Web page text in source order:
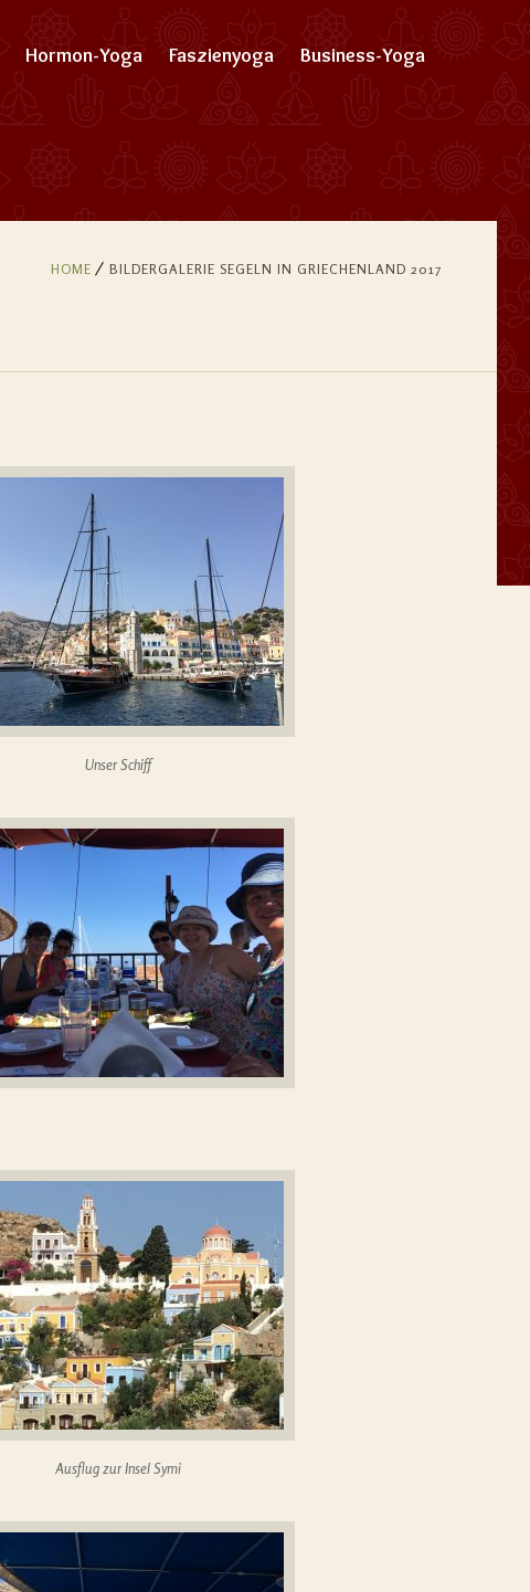
Hormon-Yoga Faszienyoga Business-Yoga
HOME BILDERGALERIE SEGELN IN GRIECHENLAND 2017
Unser Schiff
Ausflug zur Insel Symi